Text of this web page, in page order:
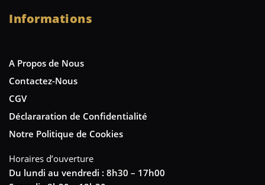
Informations
A Propos de Nous
Contactez-Nous
CGV
Déclararation de Confidentialité
Notre Politique de Cookies
Horaires d’ouverture
Du lundi au vendredi : 8h30 – 17h00